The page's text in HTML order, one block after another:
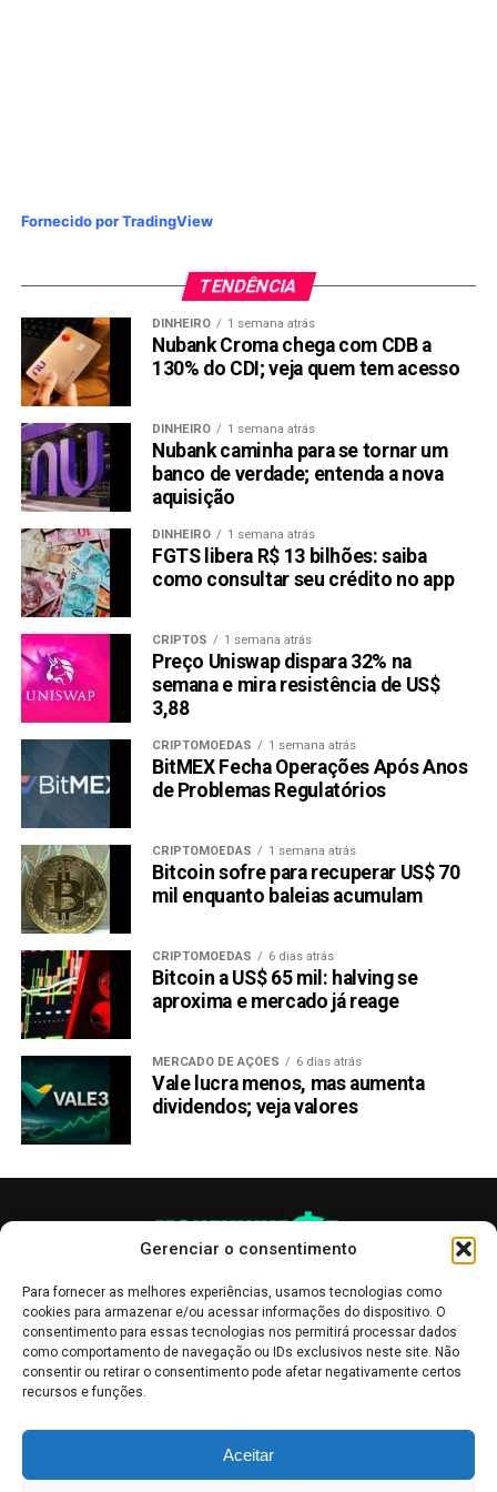
Gerenciar o consentimento
Para fornecer as melhores experiências, usamos tecnologias como
cookies para armazenar e/ou acessar informações do dispositivo. O
consentimento para essas tecnologias nos permitirá processar dados
como comportamento de navegação ou IDs exclusivos neste site. Não
consentir ou retirar o consentimento pode afetar negativamente certos
recursos e funções.
Aceitar
Fornecido por TradingView
TENDÊNCIA
DINHEIRO 1 semana atrás
Nubank Croma chega com CDB a
130% do CDI; veja quem tem acesso
DINHEIRO 1 semana atrás
Nubank caminha para se tornar um
banco de verdade; entenda a nova
aquisição
DINHEIRO 1 semana atrás
FGTS libera R$ 13 bilhões: saiba
como consultar seu crédito no app
CRIPTOS 1 semana atrás
Preço Uniswap dispara 32% na
semana e mira resistência de US$
3,88
CRIPTOMOEDAS 1 semana atrás
BitMEX Fecha Operações Após Anos
de Problemas Regulatórios
CRIPTOMOEDAS 1 semana atrás
Bitcoin sofre para recuperar US$ 70
mil enquanto baleias acumulam
CRIPTOMOEDAS 6 dias atrás
Bitcoin a US$ 65 mil: halving se
aproxima e mercado já reage
MERCADO DE AÇÕES 6 dias atrás
Vale lucra menos, mas aumenta
dividendos; veja valores
informativo, servindo como boletins de divulgação, e não devem ser
interpretadas como recomendações de investimento.Leia mais